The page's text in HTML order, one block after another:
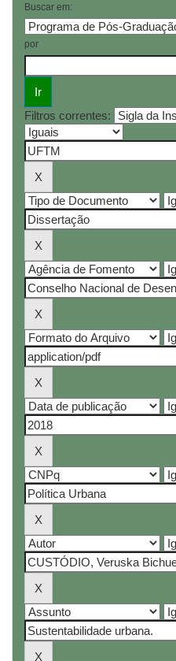
Buscar em:
por
Filtros correntes: